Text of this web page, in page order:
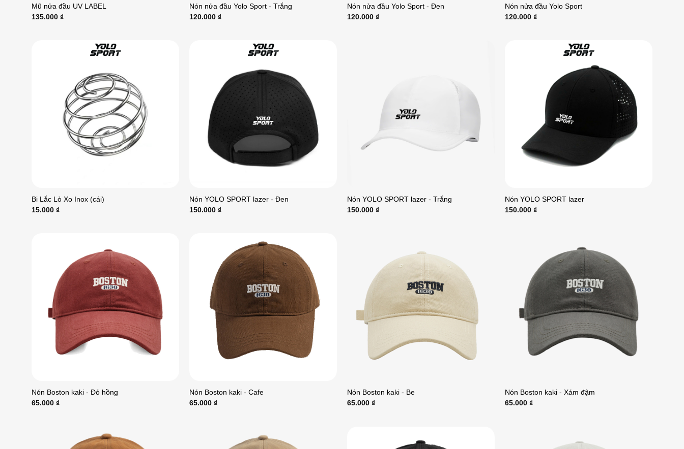
Mũ nửa đầu UV LABEL
135.000 ₫
Nón nửa đầu Yolo Sport - Trắng
120.000 ₫
Nón nửa đầu Yolo Sport - Đen
120.000 ₫
Nón nửa đầu Yolo Sport
120.000 ₫
Bi Lắc Lò Xo Inox (cái)
15.000 ₫
Nón YOLO SPORT lazer - Đen
150.000 ₫
Nón YOLO SPORT lazer - Trắng
150.000 ₫
Nón YOLO SPORT lazer
150.000 ₫
Nón Boston kaki - Đỏ hồng
65.000 ₫
Nón Boston kaki - Cafe
65.000 ₫
Nón Boston kaki - Be
65.000 ₫
Nón Boston kaki - Xám đậm
65.000 ₫